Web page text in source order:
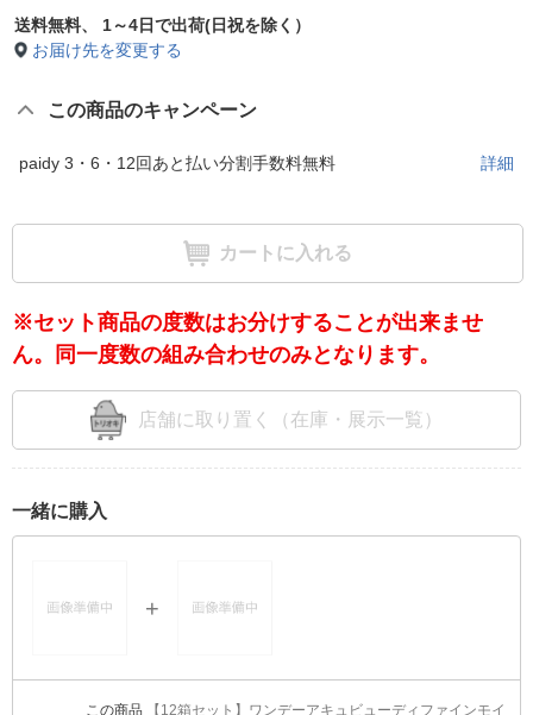
送料無料、
1～4日で出荷(日祝を除く）
お届け先を変更する
この商品のキャンペーン
paidy 3・6・12回あと払い分割手数料無料 詳細
カートに入れる
※セット商品の度数はお分けすることが出来ませ
ん。同一度数の組み合わせのみとなります。
店舗に取り置く（在庫・展示一覧）
一緒に購入
【12箱セット】ワンデーアキュビューディファインモイ